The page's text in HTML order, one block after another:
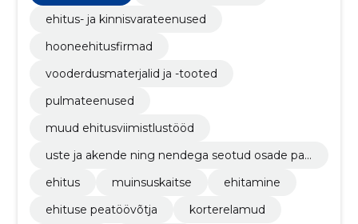
ehitus- ja kinnisvarateenused
hooneehitusfirmad
vooderdusmaterjalid ja -tooted
pulmateenused
muud ehitusviimistlustööd
uste ja akende ning nendega seotud osade pai
ehitus
muinsuskaitse
ehitamine
ehituse peatöövõtja
korterelamud